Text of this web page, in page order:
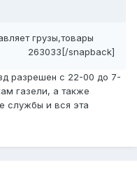
грузы,товары
263033[/snapback]
разрешен с 22-00 до 7-
газели, а также
службы и вся эта